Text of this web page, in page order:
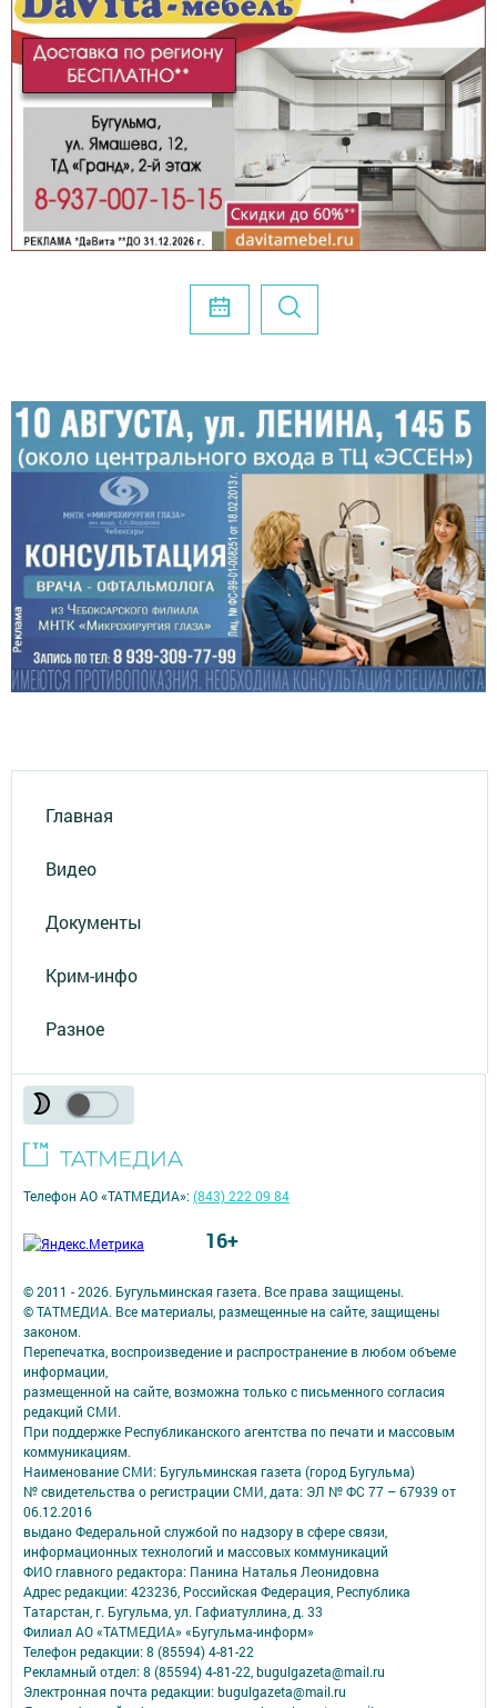
Главная
Видео
Документы
Крим-инфо
Разное
© 2011 - 2026. Бугульминская газета. Все права защищены.
© ТАТМЕДИА. Все материалы, размещенные на сайте, защищены
законом.
Перепечатка, воспроизведение и распространение в любом объеме
информации,
размещенной на сайте, возможна только с письменного согласия
редакций СМИ.
При поддержке Республиканского агентства по печати и массовым
коммуникациям.
Наименование СМИ: Бугульминская газета (город Бугульма)
№ свидетельства о регистрации СМИ, дата: ЭЛ № ФС 77 – 67939 от
06.12.2016
выдано Федеральной службой по надзору в сфере связи,
информационных технологий и массовых коммуникаций
ФИО главного редактора: Панина Наталья Леонидовна
Адрес редакции: 423236, Российская Федерация, Республика
Татарстан, г. Бугульма, ул. Гафиатуллина, д. 33
Филиал АО «ТАТМЕДИА» «Бугульма-информ»
Телефон редакции: 8 (85594) 4-81-22
Рекламный отдел: 8 (85594) 4-81-22, bugulgazeta@mail.ru
Электронная почта редакции: bugulgazeta@mail.ru
Телефон АО «ТАТМЕДИА»:(843) 222 09 84
16+